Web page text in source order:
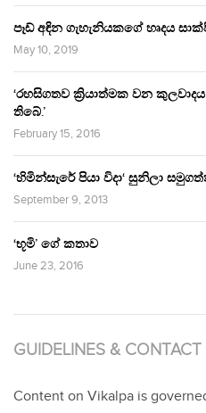
පෑඩ් අඳින ගැහැනියකගේ හෘදය
May 10, 2019
‘රහසිගතව ක්‍රියාත්මක වන
තිබේ.’
February 15, 2016
‘හිමින්සැරේ පියා විදා‘ සුනිලා
September 9, 2013
‘භූමි’ ගේ කතාව
June 23, 2016
GUIDELINES & CONTACT
Content on Vikalpa is